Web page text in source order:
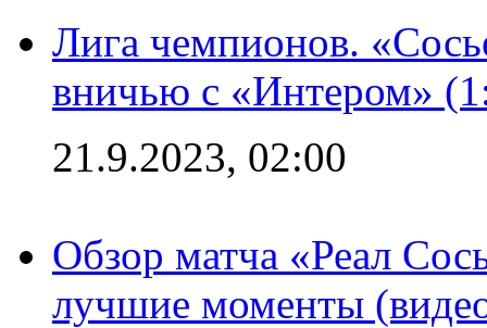
Лига чемпионов.
вничью с «Интером»
21.9.2023, 02:00
Обзор матча «Реал
лучшие моменты